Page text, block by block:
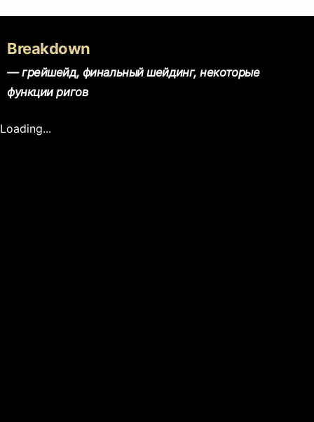
Breakdown
— грейшейд, финальный шейдинг, некоторые
функции ригов
Loading...